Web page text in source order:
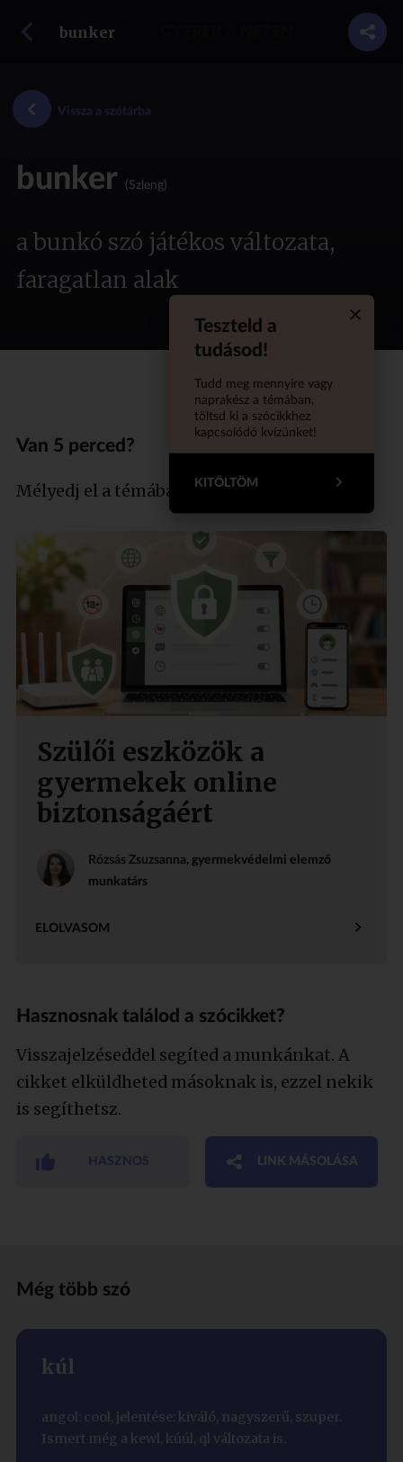
bunker
Vissza a szótárba
bunker (Szleng)
a bunkó szó játékos változata,
faragatlan alak
Teszteld a
tudásod!
Tudd meg mennyire vagy
naprakész a témában,
töltsd ki a szócikkhez
kapcsolódó kvízünket!
KITÖLTÖM
Van 5 perced?
Mélyedj el a témában szakértőnkkel!
Szülői eszközök a
gyermekek online
biztonságáért
Rózsás Zsuzsanna, gyermekvédelmi elemző
munkatárs
ELOLVASOM
Hasznosnak találod a szócikket?
Visszajelzéseddel segíted a munkánkat. A
cikket elküldheted másoknak is, ezzel nekik
is segíthetsz.
HASZNOS LINK MÁSOLÁSA
Még több szó
kúl
angol: cool, jelentése: kiváló, nagyszerű, szuper.
Ismert még a kewl, kúúl, ql változata is.